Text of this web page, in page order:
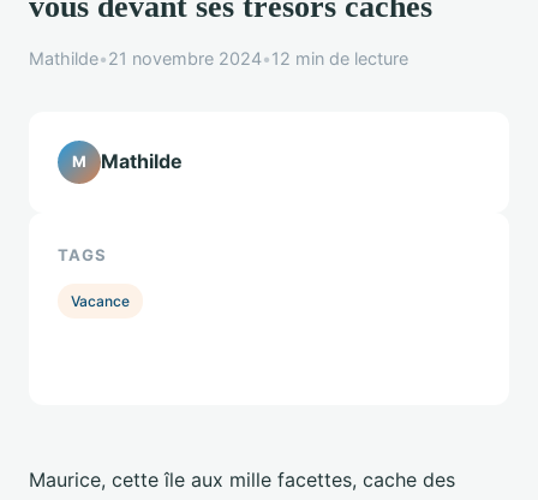
Mathilde•21 novembre 2024•12 min de lecture
Maurice, cette île aux mille facettes, cache des
M Mathilde
TAGS
Vacance